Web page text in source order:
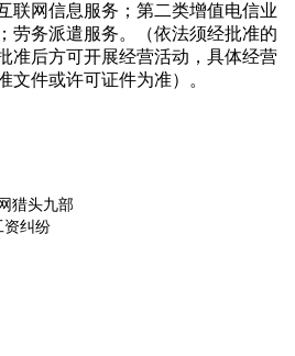
联网信息服务；第二类增值电信业
劳务派遣服务。（依法须经批准的
准后方可开展经营活动，具体经营
文件或许可证件为准）。
猎头九部
资纠纷